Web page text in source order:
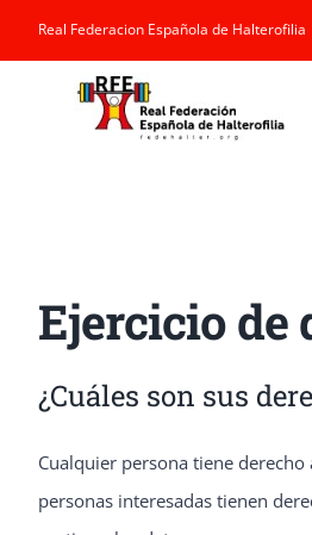
Saltar
al
contenido
Real Federacion Española de
Ejercicio de
¿Cuáles son sus
Cualquier persona tiene derecho
personas interesadas tienen